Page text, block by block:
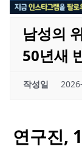
남성의
50년새
작성일
연구진,